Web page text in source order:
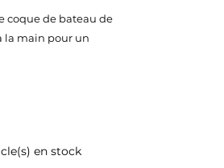
coque de bateau de
la main pour un
en stock